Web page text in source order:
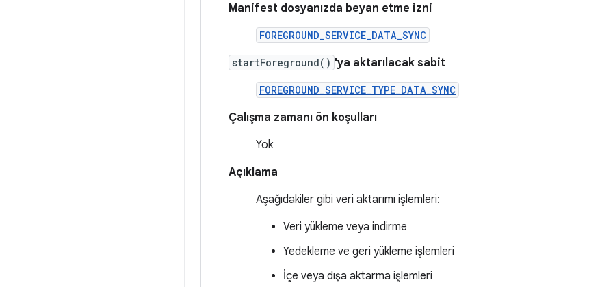
Manifest dosyanızda beyan etme izni
FOREGROUND_SERVICE_DATA_SYNC
startForeground() 'ya aktarılacak sabit
FOREGROUND_SERVICE_TYPE_DATA_SYNC
Çalışma zamanı ön koşulları
Yok
Açıklama
Aşağıdakiler gibi veri aktarımı işlemleri:
Veri yükleme veya indirme
Yedekleme ve geri yükleme işlemleri
İçe veya dışa aktarma işlemleri